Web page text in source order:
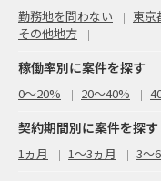
勤務地を問わない 東京
その他地方
稼働率別に案件を探す
0〜20% 20〜40%
契約期間別に案件を探す
1ヵ月 1～3ヵ月 3～